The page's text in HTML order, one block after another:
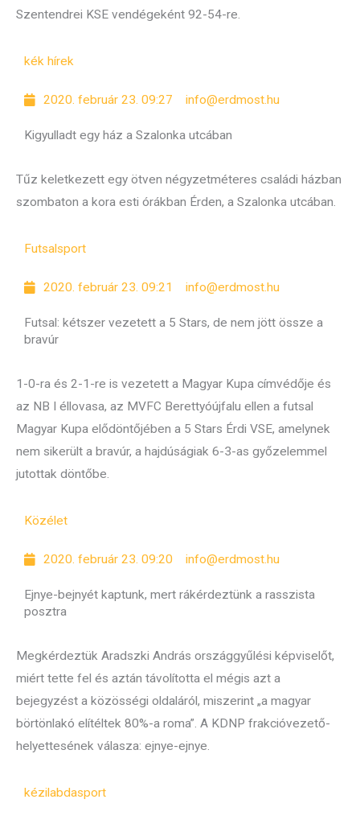
Szentendrei KSE vendégeként 92-54-re.
kék hírek
2020. február 23. 09:27 info@erdmost.hu
Kigyulladt egy ház a Szalonka utcában
Tűz keletkezett egy ötven négyzetméteres családi házban
szombaton a kora esti órákban Érden, a Szalonka utcában.
Futsalsport
2020. február 23. 09:21 info@erdmost.hu
Futsal: kétszer vezetett a 5 Stars, de nem jött össze a
bravúr
1-0-ra és 2-1-re is vezetett a Magyar Kupa címvédője és
az NB I éllovasa, az MVFC Berettyóújfalu ellen a futsal
Magyar Kupa elődöntőjében a 5 Stars Érdi VSE, amelynek
nem sikerült a bravúr, a hajdúságiak 6-3-as győzelemmel
jutottak döntőbe.
Közélet
2020. február 23. 09:20 info@erdmost.hu
Ejnye-bejnyét kaptunk, mert rákérdeztünk a rasszista
posztra
Megkérdeztük Aradszki András országgyűlési képviselőt,
miért tette fel és aztán távolította el mégis azt a
bejegyzést a közösségi oldaláról, miszerint „a magyar
börtönlakó elítéltek 80%-a roma”. A KDNP frakcióvezető-
helyettesének válasza: ejnye-ejnye.
kézilabdasport